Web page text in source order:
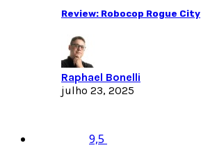
Review: Robocop Rogue City
Raphael Bonelli
julho 23, 2025
9,5